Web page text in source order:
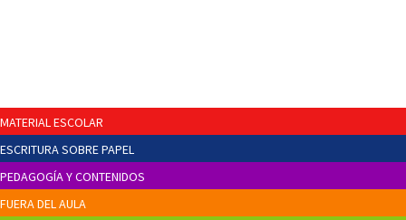
MATERIAL ESCOLAR
ESCRITURA SOBRE PAPEL
PEDAGOGÍA Y CONTENIDOS
FUERA DEL AULA